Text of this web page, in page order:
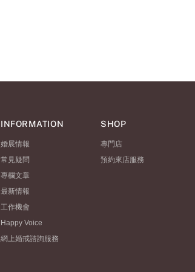
INFORMATION
婚展情報
常見疑問
專欄文章
最新情報
工作機會
Happy Voice
網上婚戒諮詢服務
SHOP
專門店
預約來店服務